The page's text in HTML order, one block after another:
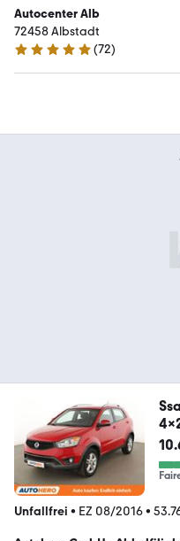
Autocenter Alb
72458 Albstadt
4.8 Sterne
(72)
Unfallfrei • EZ 08/2016•